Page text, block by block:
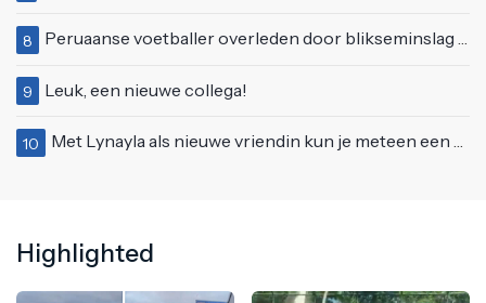
8 Peruaanse voetballer overleden door blikseminslag tijdens wedstrijd, vijf anderen gewond
9 Leuk, een nieuwe collega!
10 Met Lynayla als nieuwe vriendin kun je meteen een nieuw matras aanschaffen
Highlighted